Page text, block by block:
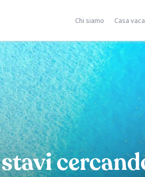
Chi siamo Casa
Vito Lo Capo
località
Corsica
Porto Vecchio
Moriani
Ghisonaccia
Isola Rossa
Ajaccio
Calvì
Saint Florent
Ricerca località